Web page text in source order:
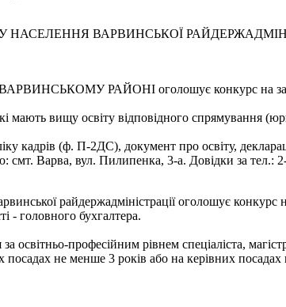
ВАРВИНСЬКОЇ РАЙДЕРЖАДМІНІСТРАЦІЇ
РАЙОНІ оголошує конкурс на
мають вищу освіту відповідного спрямування
кадрів (ф. П-2ДС), документ про освіту,
смт. Варва, вул. Пилипенка, 3-а. Довідки за тел.:
райдержадміністрації оголошує
- головного бухгалтера.
освітньо-професійним рівнем спеціаліста,
не менше 3 років або на керівних